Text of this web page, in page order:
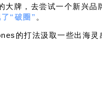
大牌，去尝试一个新兴品
“破圈” 。
的打法汲取一些出海灵